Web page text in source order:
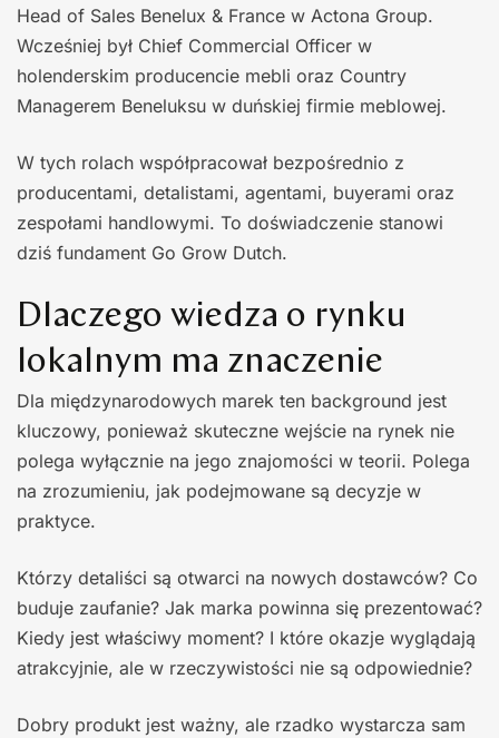
Head of Sales Benelux & France w Actona Group.
Wcześniej był Chief Commercial Officer w
holenderskim producencie mebli oraz Country
Managerem Beneluksu w duńskiej firmie meblowej.
W tych rolach współpracował bezpośrednio z
producentami, detalistami, agentami, buyerami oraz
zespołami handlowymi. To doświadczenie stanowi
dziś fundament Go Grow Dutch.
Dlaczego wiedza o rynku
lokalnym ma znaczenie
Dla międzynarodowych marek ten background jest
kluczowy, ponieważ skuteczne wejście na rynek nie
polega wyłącznie na jego znajomości w teorii. Polega
na zrozumieniu, jak podejmowane są decyzje w
praktyce.
Którzy detaliści są otwarci na nowych dostawców? Co
buduje zaufanie? Jak marka powinna się prezentować?
Kiedy jest właściwy moment? I które okazje wyglądają
atrakcyjnie, ale w rzeczywistości nie są odpowiednie?
Dobry produkt jest ważny, ale rzadko wystarcza sam